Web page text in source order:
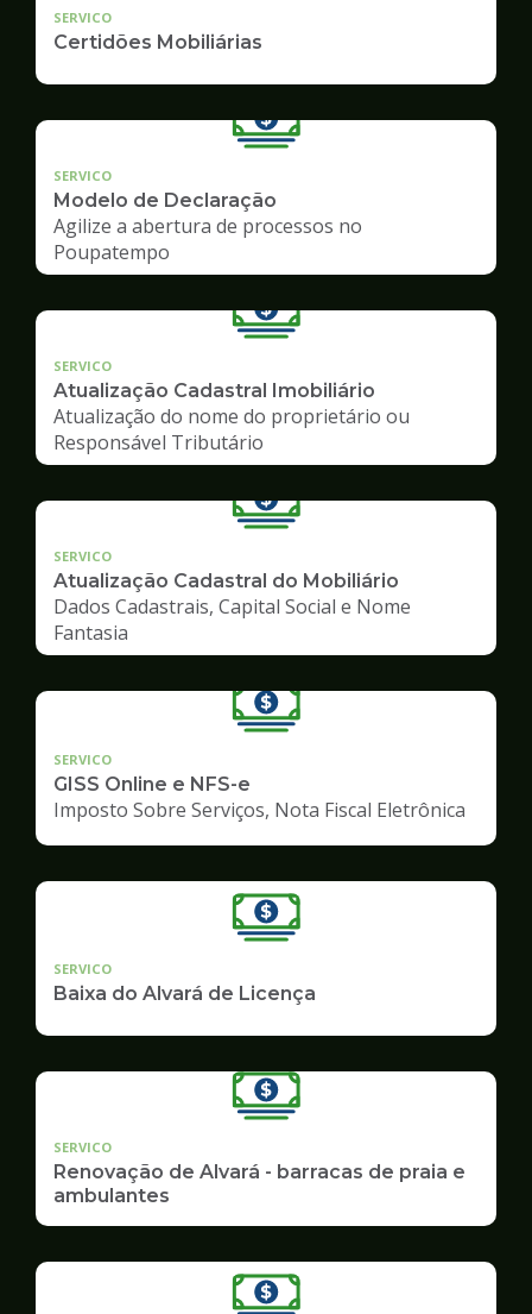
SERVICO
Certidões Mobiliárias
SERVICO
Modelo de Declaração
Agilize a abertura de processos no
Poupatempo
SERVICO
Atualização Cadastral Imobiliário
Atualização do nome do proprietário ou
Responsável Tributário
SERVICO
Atualização Cadastral do Mobiliário
Dados Cadastrais, Capital Social e Nome
Fantasia
SERVICO
GISS Online e NFS-e
Imposto Sobre Serviços, Nota Fiscal Eletrônica
SERVICO
Baixa do Alvará de Licença
SERVICO
Renovação de Alvará - barracas de praia e
ambulantes